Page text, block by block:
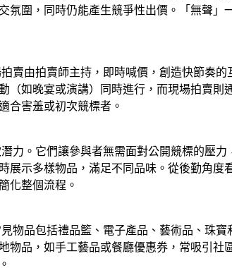
氛圍，同時仍能產生競爭性出價。「無聲
賣由拍賣師主持，即時喊價，創造快節奏
如晚宴或演講）同時進行，而現場拍賣
合害羞或初次競標者。
力。它們讓參與者無需面對公開競標的壓
示多樣物品，滿足不同品味。從後勤角
化整個流程。
物品包括禮品籃、電子產品、藝術品、珠
品，如手工藝品或餐廳優惠券，常吸引